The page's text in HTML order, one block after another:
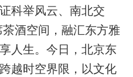
举风云、南北交
酒空间，融汇东方雅
人生。今日，北京东
越时空界限，以文化